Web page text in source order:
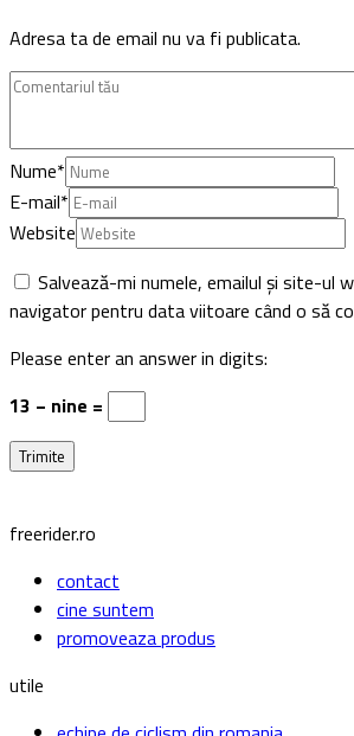
Adresa ta de email nu va fi publicata.
Nume*
E-mail*
Website
Salvează-mi numele, emailul și site-ul
navigator pentru data viitoare când o să
Please enter an answer in digits:
13 − nine =
freerider.ro
contact
cine suntem
promoveaza produs
utile